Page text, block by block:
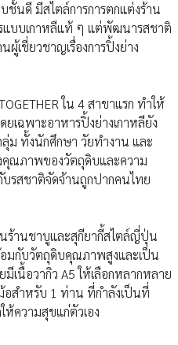
ชั้นดี มีสไตล์การการตกแต่งร้าน
แบบเกาหลีแท้ ๆ แต่พัฒนารสชาติ
เชี่ยวชาญเรื่องการปิ้งย่าง
ใน 4 สาขาแรก ทำให้
ยเฉพาะอาหารปิ้งย่างเกาหลียัง
ม ทั้งนักศึกษา วัยทำงาน และ
คุณภาพของวัตถุดิบและความ
รสชาติจัดจ้านถูกปากคนไทย
ร้านชาบูและสุกียากี้สไตล์ญี่ปุ่น
มกับวัตถุดิบคุณภาพสูงและเป็น
เนื้อวากิว A5 ให้เลือกหลากหลาย
สำหรับ 1 ท่าน ที่กำลังเป็นที่
ความสุขแก่ตัวเอง